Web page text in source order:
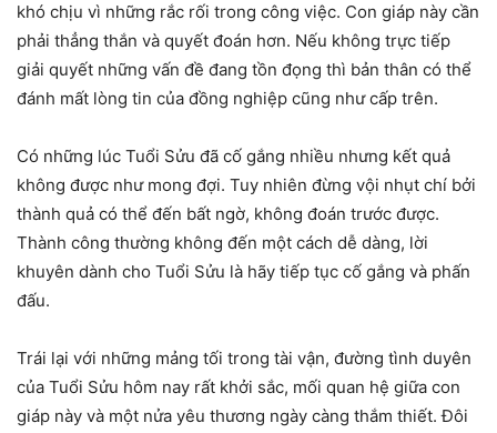
khó chịu vì những rắc rối trong công việc. Con giáp này cần
phải thẳng thắn và quyết đoán hơn. Nếu không trực tiếp
giải quyết những vấn đề đang tồn đọng thì bản thân có thể
đánh mất lòng tin của đồng nghiệp cũng như cấp trên.
Có những lúc Tuổi Sửu đã cố gắng nhiều nhưng kết quả
không được như mong đợi. Tuy nhiên đừng vội nhụt chí bởi
thành quả có thể đến bất ngờ, không đoán trước được.
Thành công thường không đến một cách dễ dàng, lời
khuyên dành cho Tuổi Sửu là hãy tiếp tục cố gắng và phấn
đấu.
Trái lại với những mảng tối trong tài vận, đường tình duyên
của Tuổi Sửu hôm nay rất khởi sắc, mối quan hệ giữa con
giáp này và một nửa yêu thương ngày càng thắm thiết. Đôi